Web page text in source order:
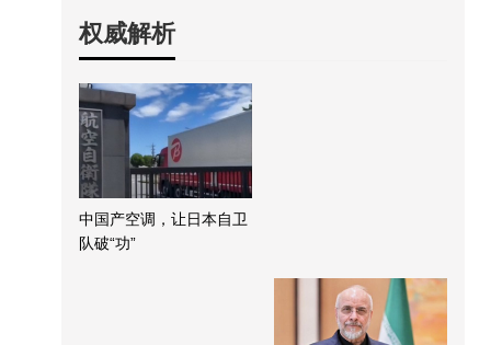
权威解析
中国产空调，让日本自卫
队破“功”